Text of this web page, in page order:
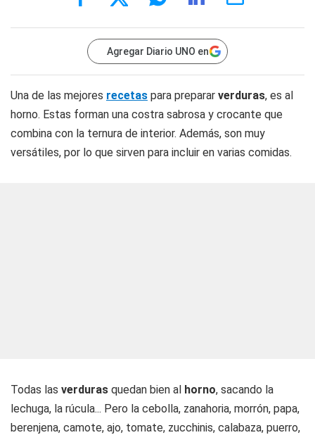
Agregar Diario UNO en
Una de las mejores recetas para preparar verduras, es al
horno. Estas forman una costra sabrosa y crocante que
combina con la ternura de interior. Además, son muy
versátiles, por lo que sirven para incluir en varias comidas.
Todas las verduras quedan bien al horno, sacando la
lechuga, la rúcula... Pero la cebolla, zanahoria, morrón, papa,
berenjena, camote, ajo, tomate, zucchinis, calabaza, puerro,